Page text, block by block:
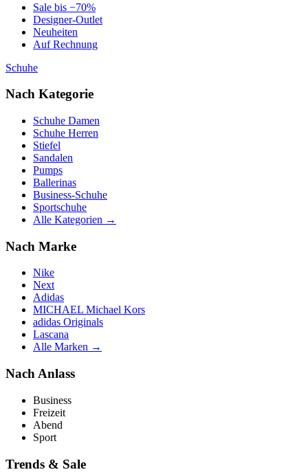
Sale bis −70%
Designer-Outlet
Neuheiten
Auf Rechnung
Schuhe
Nach Kategorie
Schuhe Damen
Schuhe Herren
Stiefel
Sandalen
Pumps
Ballerinas
Business-Schuhe
Sportschuhe
Alle Kategorien →
Nach Marke
Nike
Next
Adidas
MICHAEL Michael Kors
adidas Originals
Lascana
Alle Marken →
Nach Anlass
Business
Freizeit
Abend
Sport
Trends & Sale